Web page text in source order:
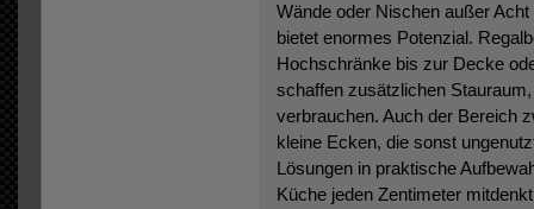
Wände oder Nischen außer
bietet enormes Potenzial.
Hochschränke bis zur Decke
schaffen zusätzlichen
verbrauchen. Auch der Bereich
kleine Ecken, die sonst
Lösungen in praktische
Küche jeden Zentimeter